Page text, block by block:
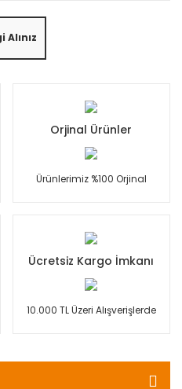
Orjinal Ürünler
Ürünlerimiz %100 Orjinal
Ücretsiz Kargo İmkanı
10.000 TL Üzeri Alışverişlerde